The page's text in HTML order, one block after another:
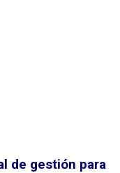
de gestión para